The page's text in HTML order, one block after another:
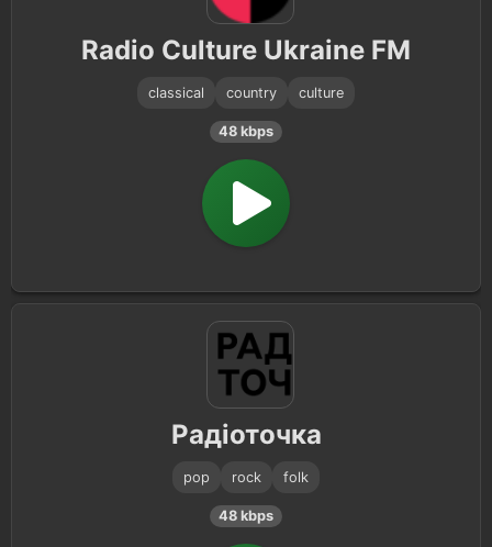
Radio Culture Ukraine FM
classical country culture
48 kbps
Радіоточка
pop rock folk
48 kbps